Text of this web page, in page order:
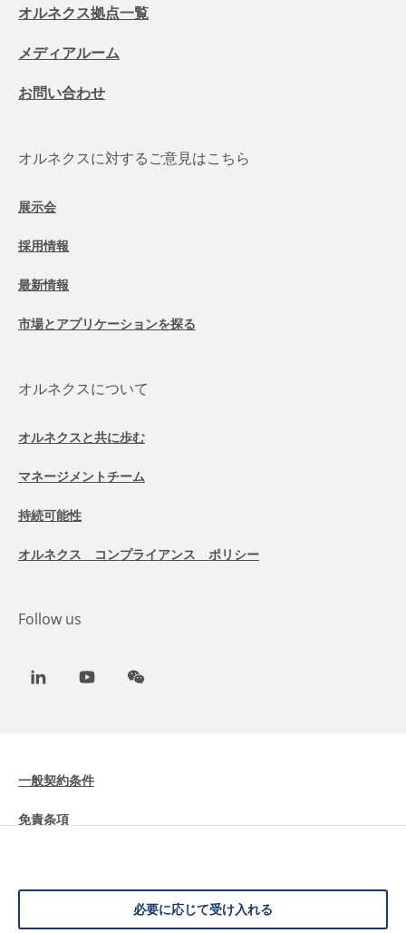
必要に応じて受け入れる
オルネクス拠点一覧
メディアルーム
お問い合わせ
オルネクスに対するご意見はこちら
展示会
採用情報
最新情報
市場とアプリケーションを探る
オルネクスについて
オルネクスと共に歩む
マネージメントチーム
持続可能性
オルネクス コンプライアンス ポリシー
Follow us
LinkedInYoutubeWeChat
一般契約条件
免責条項
データ保護